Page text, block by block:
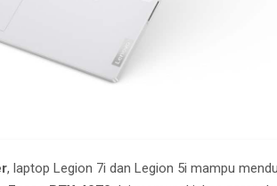
, laptop Legion 7i dan Legion 5i mampu